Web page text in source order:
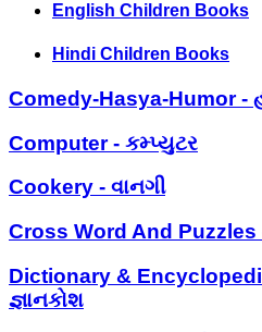
English Children Books
Hindi Children Books
Comedy-Hasya-Humor -
Computer - કમ્પ્યુટર
Cookery - વાનગી
Cross Word And Puzzles
Dictionary &
જ્ઞાનકોશ